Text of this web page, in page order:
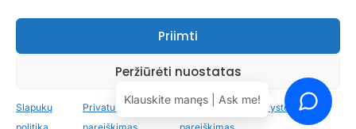
Priimti
Peržiūrėti nuostatas
Slapukų
Privatumo
Nuosavybės ir autorystės
Copyright © 2026 iPRINT | Powered by
Klauskite manęs | Ask me!